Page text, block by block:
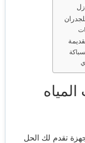
تقدم لك الحل